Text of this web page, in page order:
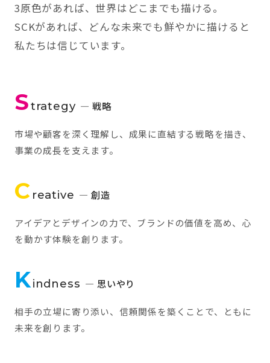
3原色があれば、世界はどこまでも描ける。
SCKがあれば、どんな未来でも鮮やかに描けると
私たちは信じています。
Strategy — 戦略
市場や顧客を深く理解し、成果に直結する戦略を描き、
事業の成長を支えます。
C reative — 創造
アイデアとデザインの力で、ブランドの価値を高め、心
を動かす体験を創ります。
Kindness — 思いやり
相手の立場に寄り添い、信頼関係を築くことで、ともに
未来を創ります。